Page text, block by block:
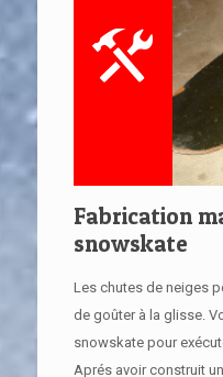
Fabrication
snowskate
Les chutes de neiges
de goûter à la glisse.
snowskate pour
Aprés avoir construit